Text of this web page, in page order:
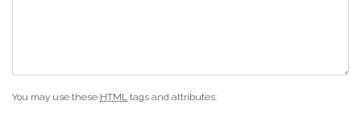
You may use these HTML tags and attributes: